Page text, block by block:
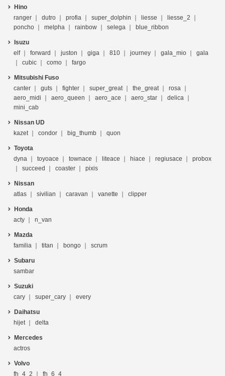
Hino
ranger
dutro profia super_dolphin liesse
liesse_2
poncho
melpha rainbow selega blue_ribbon
Isuzu
elf
forward juston giga 810 journey gala_mio
gala
cubic
como fargo
Mitsubishi Fuso
canter
guts fighter super_great the_great
rosa
aero_midi
aero_queen aero_ace aero_star
delica
mini_cab
Nissan UD
kazet
condor big_thumb quon
Toyota
dyna
toyoace townace liteace hiace regiusace
probox
succeed
coaster pixis
Nissan
atlas
sivilian caravan vanette clipper
Honda
acty
n_van
Mazda
familia
titan bongo scrum
Subaru
sambar
Suzuki
cary
super_cary every
Daihatsu
hijet
delta
Mercedes
actros
Volvo
fh_4_2
fh_6_4